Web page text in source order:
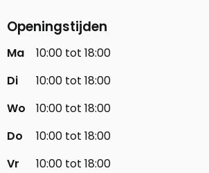
Openingstijden
Ma
10:00 tot 18:00
Di
10:00 tot 18:00
Wo
10:00 tot 18:00
Do
10:00 tot 18:00
Vr
10:00 tot 18:00